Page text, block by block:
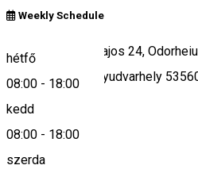
Weekly Schedule
hétfő
08:00 - 18:00
kedd
08:00 - 18:00
szerda
Strada Kossuth Lajos 24, Odorheiu
Secuiesc/Székelyudvarhely
Keresd térképen